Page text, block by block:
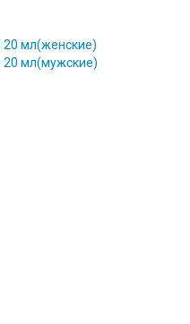
20 мл(женские)
20 мл(мужские)